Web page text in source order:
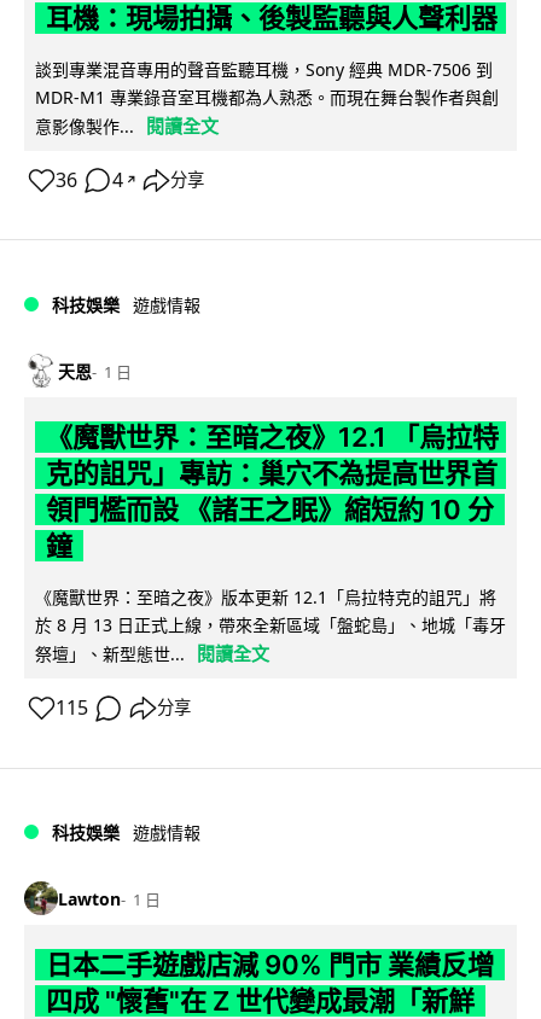
耳機：現場拍攝、後製監聽與人聲利器
談到專業混音專用的聲音監聽耳機，Sony 經典 MDR-7506 到
MDR-M1 專業錄音室耳機都為人熟悉。而現在舞台製作者與創
意影像製作...
閱讀全文
36 4 ↗ 分享
科技娛樂 遊戲情報
天恩 1 日
《魔獸世界：至暗之夜》12.1 「烏拉特
克的詛咒」專訪：巢穴不為提高世界首
領門檻而設 《諸王之眠》縮短約 10 分
鐘
《魔獸世界：至暗之夜》版本更新 12.1「烏拉特克的詛咒」將
於 8 月 13 日正式上線，帶來全新區域「盤蛇島」、地城「毒牙
祭壇」、新型態世...
閱讀全文
115 分享
科技娛樂 遊戲情報
Lawton 1 日
日本二手遊戲店減 90% 門市 業績反增
四成 "懷舊"在 Z 世代變成最潮「新鮮